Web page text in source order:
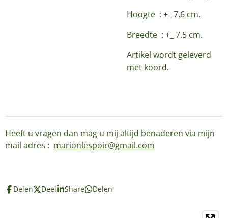
Hoogte : +_ 7.6 cm.
Breedte : +_ 7.5 cm.
Artikel wordt geleverd
met koord.
Heeft u vragen dan mag u mij altijd benaderen via mijn
mail adres : marionlespoir@gmail.com
Delen Deel Share Delen